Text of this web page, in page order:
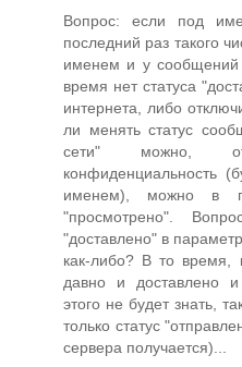
Вопрос: если под
последний раз такого
именем и у сообщений
время нет статуса
интернета, либо
ли менять статус
сети" можно,
конфиденциальность
именем), можно в
"просмотрено".
"доставлено" в
как-либо? В то
давно и доставлено
этого не будет знать,
только статус
сервера получается)...